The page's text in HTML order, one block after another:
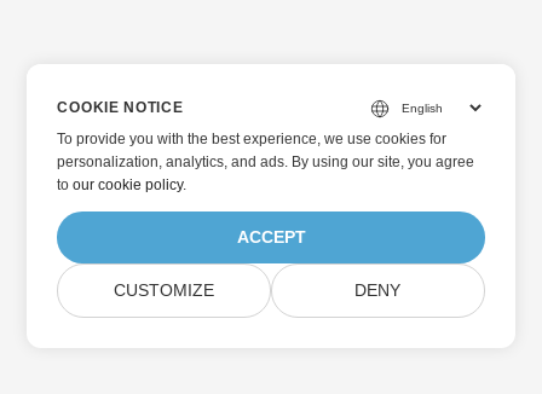
COOKIE NOTICE
To provide you with the best experience, we use cookies for
personalization, analytics, and ads. By using our site, you agree
toour cookie policy.
ACCEPT
CUSTOMIZE DENY